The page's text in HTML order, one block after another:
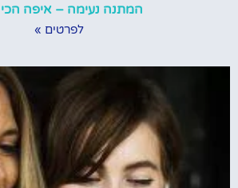
המתנה נעימה – איפה הכי
לפרטים »